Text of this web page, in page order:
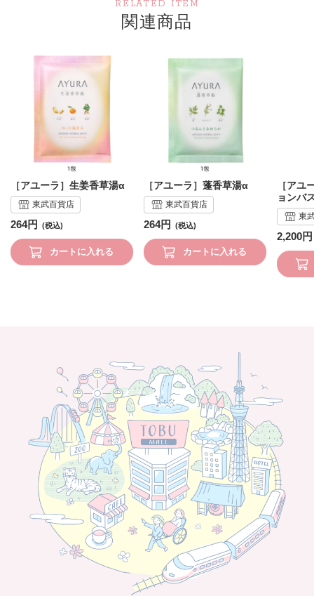
RELATED ITEM
関連商品
［アユーラ］生姜香草湯α
東武百貨店
264円
カートに入れる
［アユーラ］蓬香草湯α
東武百貨店
264円
カートに入れる
［アユ
ョンバ
東
2,200円